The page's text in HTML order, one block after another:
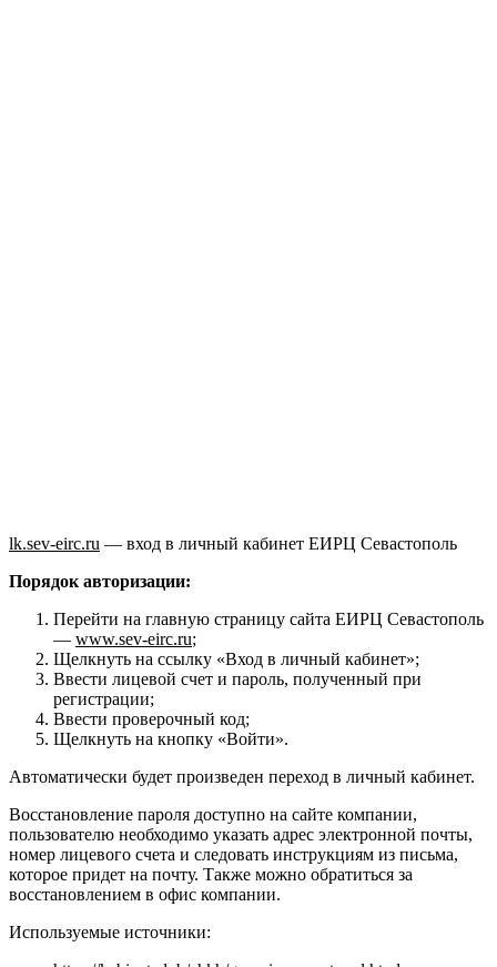
lk.sev-eirc.ru — вход в личный кабинет ЕИРЦ Севастополь
Порядок авторизации:
Перейти на главную страницу сайта ЕИРЦ Севастополь
— www.sev-eirc.ru;
Щелкнуть на ссылку «Вход в личный кабинет»;
Ввести лицевой счет и пароль, полученный при
регистрации;
Ввести проверочный код;
Щелкнуть на кнопку «Войти».
Автоматически будет произведен переход в личный кабинет.
Восстановление пароля доступно на сайте компании,
пользователю необходимо указать адрес электронной почты,
номер лицевого счета и следовать инструкциям из письма,
которое придет на почту. Также можно обратиться за
восстановлением в офис компании.
Используемые источники: